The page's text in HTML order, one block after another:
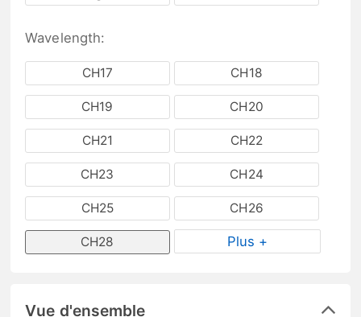
Wavelength:
CH17 CH18
CH19 CH20
CH21 CH22
CH23 CH24
CH25 CH26
CH28 Plus +
Vue d'ensemble